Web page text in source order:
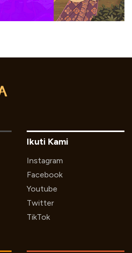
Ikuti Kami
Instagram
Facebook
Youtube
Twitter
TikTok